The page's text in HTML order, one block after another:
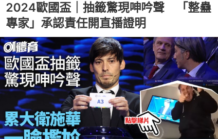
2024歐國盃｜抽籤驚現呻吟聲 「整蠱
專家」承認責任開直播證明